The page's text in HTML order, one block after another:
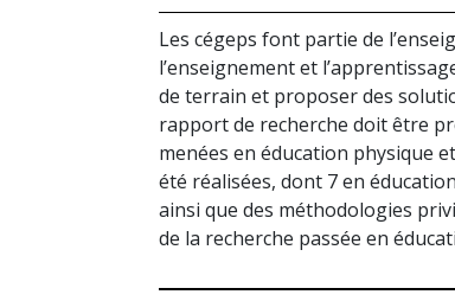
Les cégeps font partie de
l’enseignement et
de terrain et proposer des
rapport de recherche doit être
menées en éducation physique
été réalisées, dont 7 en
ainsi que des méthodologies
de la recherche passée en